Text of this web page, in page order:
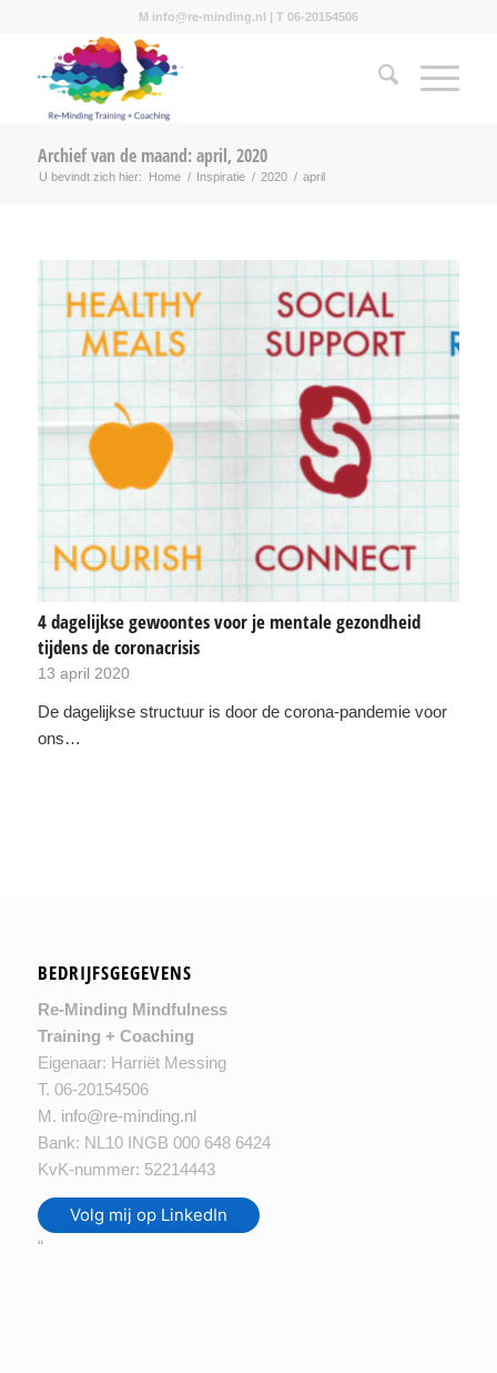
M info@re-minding.nl | T 06-20154506
Archief van de maand: april, 2020
U bevindt zich hier: Home / Inspiratie / 2020 / april
4 dagelijkse gewoontes voor je mentale gezondheid
tijdens de coronacrisis
13 april 2020
De dagelijkse structuur is door de corona-pandemie voor
ons…
BEDRIJFSGEGEVENS
Re-Minding Mindfulness
Training + Coaching
Eigenaar: Harriët Messing
T. 06-20154506
M. info@re-minding.nl
Bank: NL10 INGB 000 648 6424
KvK-nummer: 52214443
Volg mij op LinkedIn
“